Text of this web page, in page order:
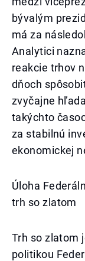
bývalým
má za
Analytici
reakcie trhov
dňoch
zvyčajne
takýchto
za stabilnú
ekonomickej
Úloha
trh so zlatom
Trh so zlatom
politikou